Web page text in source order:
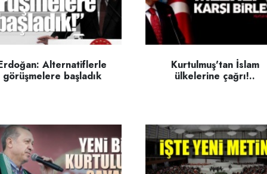
Alternatiflerle
görüşmelere başladık
Kurtulmuş'tan İslam
ülkelerine çağrı!..